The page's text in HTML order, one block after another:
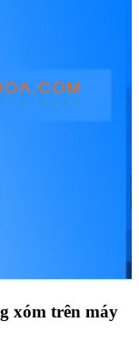
xóm trên máy